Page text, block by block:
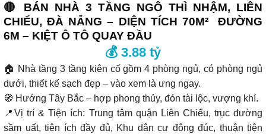
🔴 BÁN NHÀ 3 TẦNG NGÔ THÌ NHẬM, LIÊN
CHIỂU, ĐÀ NẴNG – DIỆN TÍCH 70M² ĐƯỜNG
6M – KIỆT Ô TÔ QUAY ĐẦU
💰 3.88 tỷ
🏠 Nhà tầng 3 tầng kiên cố gồm 4 phòng ngủ, có phòng ngủ
dưới, thiết kế sạch đẹp – vào xem là ưng ngay.
🧭 Hướng Tây Bắc – hợp phong thủy, đón tài lộc, vượng khí.
📍Vị trí & Tiện ích: Trung tâm quận Liên Chiểu, trục đường
sầm uất, tiện ích đầy đủ, Khu dân cư đông đúc, thuận tiện